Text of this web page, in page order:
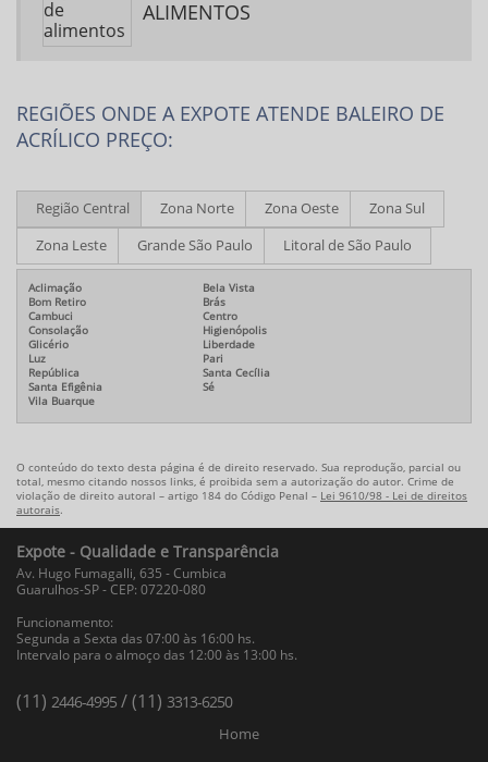
ALIMENTOS
REGIÕES ONDE A EXPOTE ATENDE BALEIRO DE
ACRÍLICO PREÇO:
Região Central Zona Norte Zona Oeste Zona Sul
Zona Leste Grande São Paulo Litoral de São Paulo
Aclimação
Bela Vista
Bom Retiro
Brás
Cambuci
Centro
Consolação
Higienópolis
Glicério
Liberdade
Luz
Pari
República
Santa Cecília
Santa Efigênia
Sé
Vila Buarque
O conteúdo do texto desta página é de direito reservado. Sua reprodução, parcial ou
total, mesmo citando nossos links, é proibida sem a autorização do autor. Crime de
violação de direito autoral – artigo 184 do Código Penal – Lei 9610/98 - Lei de direitos
autorais.
Expote - Qualidade e Transparência
Av. Hugo Fumagalli, 635 - Cumbica
Guarulhos-SP - CEP: 07220-080
Funcionamento:
Segunda a Sexta das 07:00 às 16:00 hs.
Intervalo para o almoço das 12:00 às 13:00 hs.
(11) 2446-4995 / (11) 3313-6250
Home